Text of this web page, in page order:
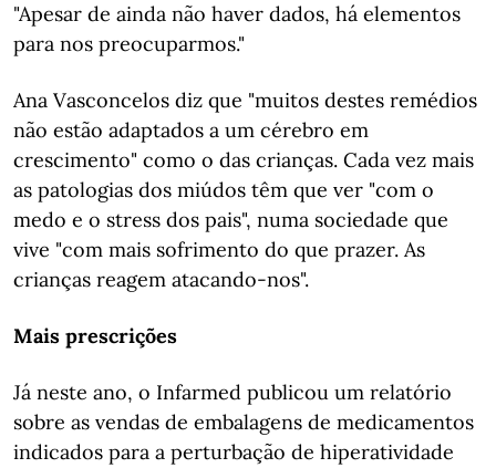
"Apesar de ainda não haver dados, há elementos
para nos preocuparmos."
Ana Vasconcelos diz que "muitos destes remédios
não estão adaptados a um cérebro em
crescimento" como o das crianças. Cada vez mais
as patologias dos miúdos têm que ver "com o
medo e o stress dos pais", numa sociedade que
vive "com mais sofrimento do que prazer. As
crianças reagem atacando-nos".
Mais prescrições
Já neste ano, o Infarmed publicou um relatório
sobre as vendas de embalagens de medicamentos
indicados para a perturbação de hiperatividade